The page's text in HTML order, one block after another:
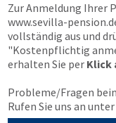
Zur Anmeldung Ihrer
www.sevilla-
vollständig aus und
"Kostenpflichtig
erhalten Sie per Klick
Probleme/Fragen
Rufen Sie uns an unter